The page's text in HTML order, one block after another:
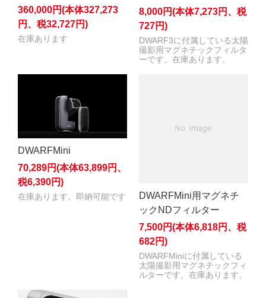
360,000円(本体327,273
円、税32,727円)
在庫あります
8,000円(本体7,273円、税
727円)
DWARF3に付属している太陽
撮影用マグネチックフィルタ
ーです。在庫あります。
DWARFMini
70,289円(本体63,899円、
税6,390円)
在庫あります。即納可能です
DWARFMini用マグネチ
ックNDフィルター
7,500円(本体6,818円、税
682円)
DWARFMiniに付属している
太陽撮影用マグネチックフィ
ルターです。在庫あります。